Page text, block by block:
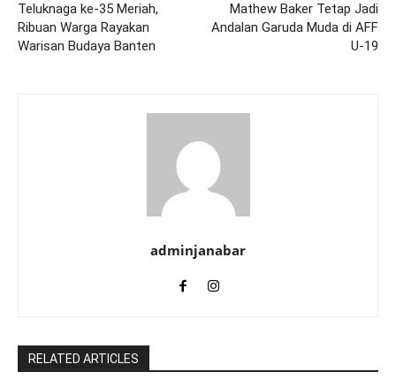
Teluknaga ke-35 Meriah,
Ribuan Warga Rayakan
Warisan Budaya Banten
Mathew Baker Tetap Jadi
Andalan Garuda Muda di AFF
U-19
adminjanabar
RELATED ARTICLES